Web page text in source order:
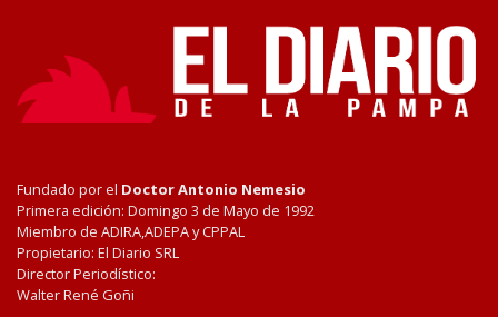
Fundado por el Doctor Antonio Nemesio
Primera edición: Domingo 3 de Mayo de 1992
Miembro de ADIRA,ADEPA y CPPAL
Propietario: El Diario SRL
Director Periodístico:
Walter René Goñi